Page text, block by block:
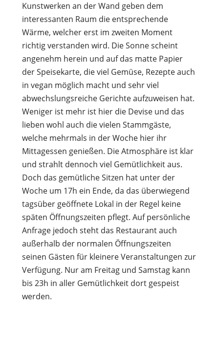
Kunstwerken an der Wand geben dem
interessanten Raum die entsprechende
Wärme, welcher erst im zweiten Moment
richtig verstanden wird. Die Sonne scheint
angenehm herein und auf das matte Papier
der Speisekarte, die viel Gemüse, Rezepte auch
in vegan möglich macht und sehr viel
abwechslungsreiche Gerichte aufzuweisen hat.
Weniger ist mehr ist hier die Devise und das
lieben wohl auch die vielen Stammgäste,
welche mehrmals in der Woche hier ihr
Mittagessen genießen. Die Atmosphäre ist klar
und strahlt dennoch viel Gemütlichkeit aus.
Doch das gemütliche Sitzen hat unter der
Woche um 17h ein Ende, da das überwiegend
tagsüber geöffnete Lokal in der Regel keine
späten Öffnungszeiten pflegt. Auf persönliche
Anfrage jedoch steht das Restaurant auch
außerhalb der normalen Öffnungszeiten
seinen Gästen für kleinere Veranstaltungen zur
Verfügung. Nur am Freitag und Samstag kann
bis 23h in aller Gemütlichkeit dort gespeist
werden.